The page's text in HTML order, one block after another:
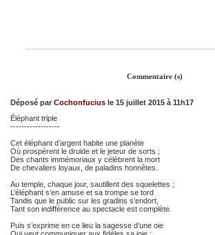
Commentaire (s)
Déposé par Cochonfucius le 15 juillet 2015 à 11h17
Éléphant triple
------------------
Cet éléphant d’argent habite une planète
Où prospèrent le druide et le jeteur de sorts ;
Des chants immémoriaux y célèbrent la mort
De chevaliers loyaux, de paladins honnêtes.
Au temple, chaque jour, sautillent des squelettes ;
L’éléphant s’en amuse et sa trompe se tord
Tandis que le public sur les gradins s’endort,
Tant son indifférence au spectacle est complète.
Puis s’exprime en ce lieu la sagesse d’une oie